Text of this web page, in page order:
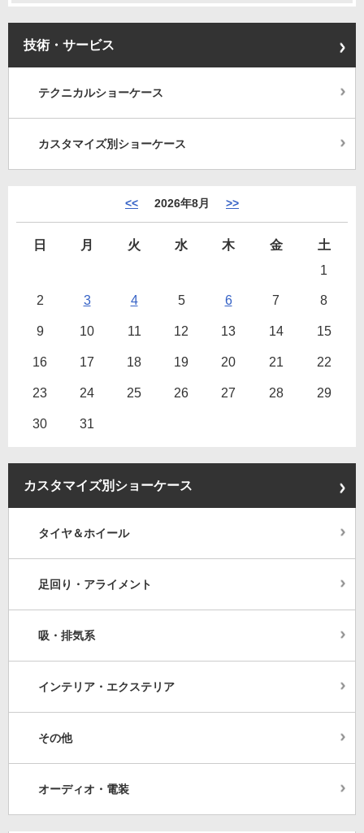
技術・サービス
テクニカルショーケース
カスタマイズ別ショーケース
<< 2026年8月 >>
日 月 火 水 木 金
土
1
2 3 4 5 6 7 8
9 10 11 12 13 14 15
16 17 18 19 20 21 22
23 24 25 26 27 28 29
30 31
カスタマイズ別ショーケース
タイヤ＆ホイール
足回り・アライメント
吸・排気系
インテリア・エクステリア
その他
オーディオ・電装